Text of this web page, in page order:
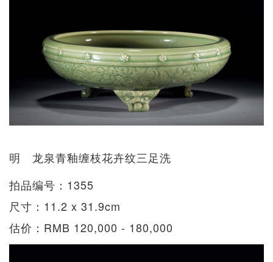
明 龙泉青釉缠枝花卉纹三足洗
拍品编号：1355
尺寸：11.2 x 31.9cm
估价：RMB 120,000 - 180,000